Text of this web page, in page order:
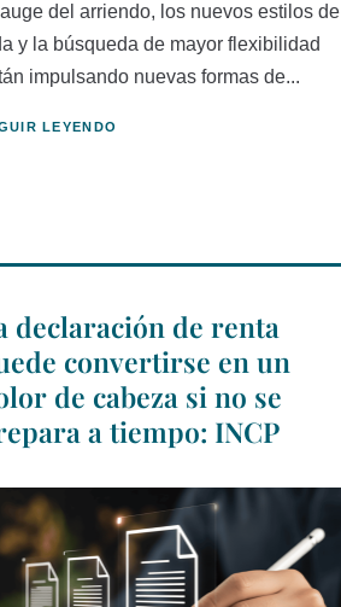
del arriendo, los nuevos estilos de
y la búsqueda de mayor flexibilidad
impulsando nuevas formas de...
LEYENDO
declaración de renta
convertirse en un
de cabeza si no se
a tiempo: INCP